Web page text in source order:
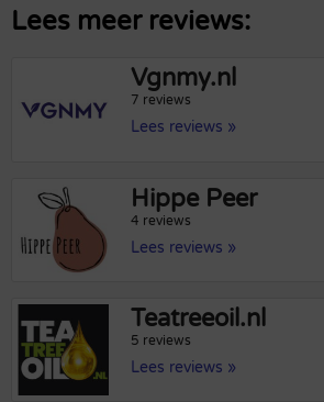
Lees meer reviews:
Vgnmy.nl
7 reviews
Lees reviews »
Hippe Peer
4 reviews
Lees reviews »
Teatreeoil.nl
5 reviews
Lees reviews »